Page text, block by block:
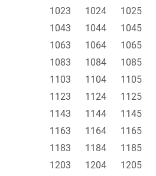
1023
1024 1025
1043
1044 1045
1063
1064 1065
1083
1084 1085
1103
1104 1105
1123
1124 1125
1143
1144 1145
1163
1164 1165
1183
1184 1185
1203
1204 1205